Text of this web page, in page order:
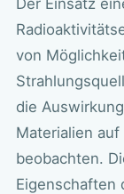
von
die
Materialien
beobachten.
Eigenschaften